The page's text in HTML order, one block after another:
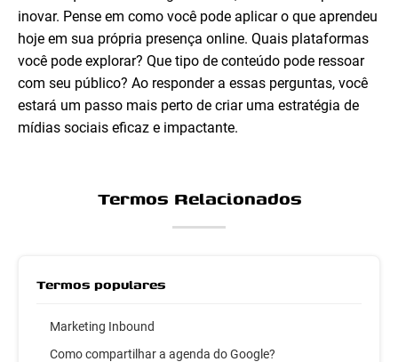
inovar. Pense em como você pode aplicar o que aprendeu
hoje em sua própria presença online. Quais plataformas
você pode explorar? Que tipo de conteúdo pode ressoar
com seu público? Ao responder a essas perguntas, você
estará um passo mais perto de criar uma estratégia de
mídias sociais eficaz e impactante.
Termos Relacionados
Termos populares
Marketing Inbound
Como compartilhar a agenda do Google?